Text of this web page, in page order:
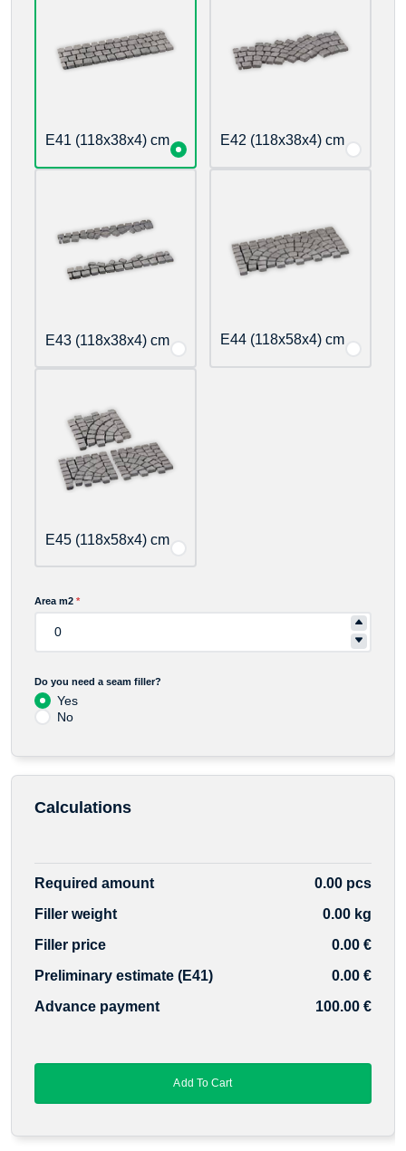
E41 (118x38x4) cm E42 (118x38x4) cm
E43 (118x38x4) cm E44 (118x58x4) cm
E45 (118x58x4) cm
Area m2 *
Do you need a seam filler?
Yes
No
Calculations
Required amount
0.00 pcs
Filler weight
0.00 kg
Filler price
0.00 €
Preliminary estimate (E41)
0.00 €
Advance payment
100.00 €
Add To Cart